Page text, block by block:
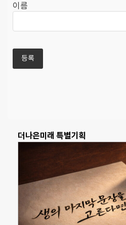
이름
더나은미래 특별기획